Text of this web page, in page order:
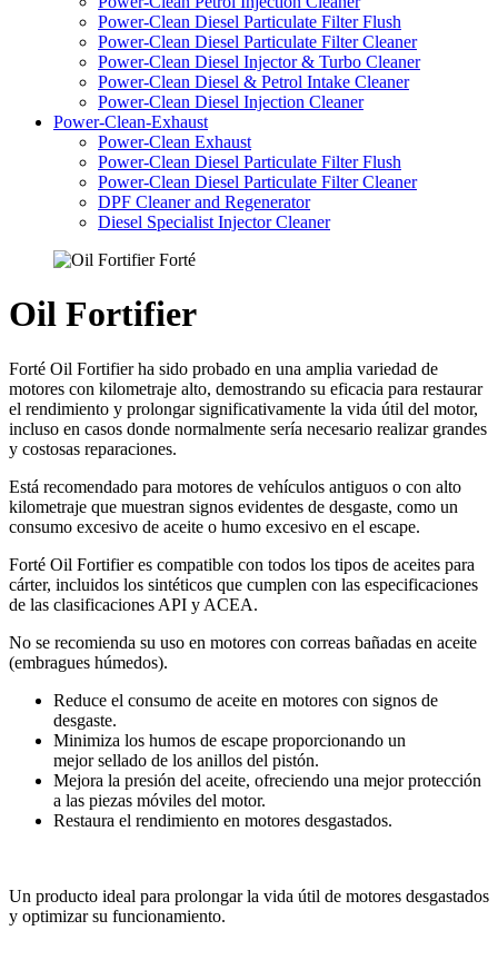
Power-Clean Diesel Particulate Filter Flush
Power-Clean Diesel Particulate Filter Cleaner
Power-Clean Diesel Injector & Turbo Cleaner
Power-Clean Diesel & Petrol Intake Cleaner
Power-Clean Diesel Injection Cleaner
Power-Clean-Exhaust
Power-Clean Exhaust
Power-Clean Diesel Particulate Filter Flush
Power-Clean Diesel Particulate Filter Cleaner
DPF Cleaner and Regenerator
Diesel Specialist Injector Cleaner
Oil Fortifier
Forté Oil Fortifier ha sido probado en una amplia variedad de
motores con kilometraje alto, demostrando su eficacia para restaurar
el rendimiento y prolongar significativamente la vida útil del motor,
incluso en casos donde normalmente sería necesario realizar grandes
y costosas reparaciones.
Está recomendado para motores de vehículos antiguos o con alto
kilometraje que muestran signos evidentes de desgaste, como un
consumo excesivo de aceite o humo excesivo en el escape.
Forté Oil Fortifier es compatible con todos los tipos de aceites para
cárter, incluidos los sintéticos que cumplen con las especificaciones
de las clasificaciones API y ACEA.
No se recomienda su uso en motores con correas bañadas en aceite
(embragues húmedos).
Reduce el consumo de aceite en motores con signos de
desgaste.
Minimiza los humos de escape proporcionando un
mejor sellado de los anillos del pistón.
Mejora la presión del aceite, ofreciendo una mejor protección
a las piezas móviles del motor.
Restaura el rendimiento en motores desgastados.
Un producto ideal para prolongar la vida útil de motores desgastados
y optimizar su funcionamiento.